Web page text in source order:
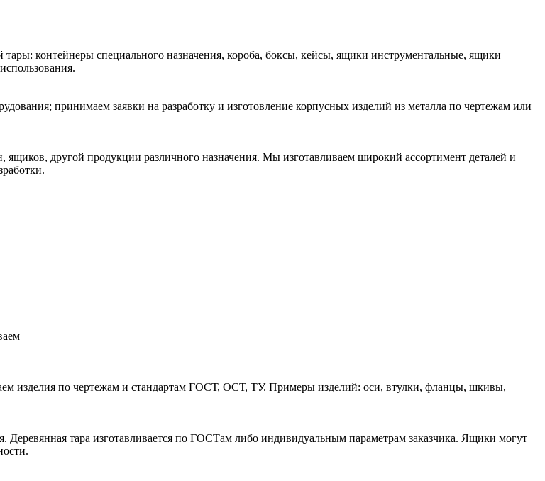
контейнеры специального назначения, короба, боксы, кейсы, ящики инструментальные, ящики
принимаем заявки на разработку и изготовление корпусных изделий из металла по чертежам или
другой продукции различного назначения. Мы изготавливаем широкий ассортимент деталей и
изделия по чертежам и стандартам ГОСТ, ОСТ, ТУ. Примеры изделий: оси, втулки, фланцы, шкивы,
Деревянная тара изготавливается по ГОСТам либо индивидуальным параметрам заказчика. Ящики могут